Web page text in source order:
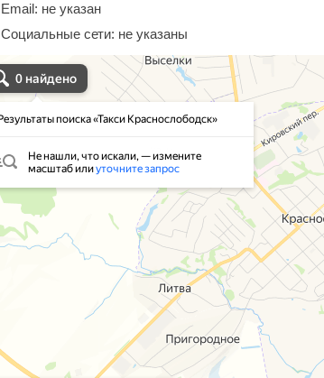
Email: не указан
Социальные сети: не указаны